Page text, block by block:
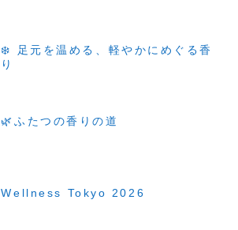
❄️ 足元を温める、軽やかにめぐる香
り
🌿ふたつの香りの道
Wellness Tokyo 2026